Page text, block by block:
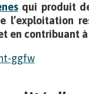
qui produit
en contribuant